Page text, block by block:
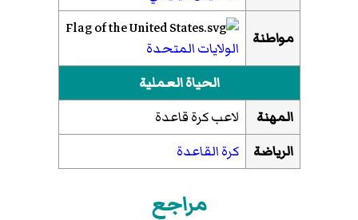
مواطنة
الولايات المتحدة
الحياة العملية
المهنة
لاعب كرة قاعدة
الرياضة
كرة القاعدة
مراجع